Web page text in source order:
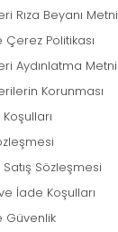
Rıza Beyanı Metni
Çerez Politikası
Aydınlatma Metni
Korunması
Sözleşmesi
İade Koşulları
Güvenlik